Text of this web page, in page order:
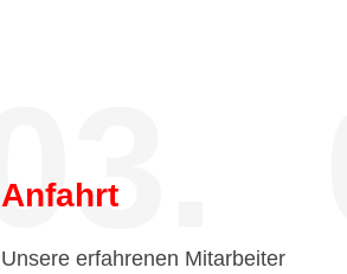
03.
Anfahrt
Unsere erfahrenen Mitarbeiter